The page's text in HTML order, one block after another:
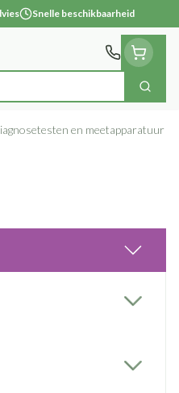
Snelle beschikbaarheid
Zoek
en meetapparatuur